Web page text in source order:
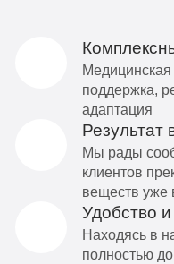
Медицинская
поддержка,
адаптация
Результат
Мы рады
клиентов
веществ уже
Удобство
Находясь в
полностью